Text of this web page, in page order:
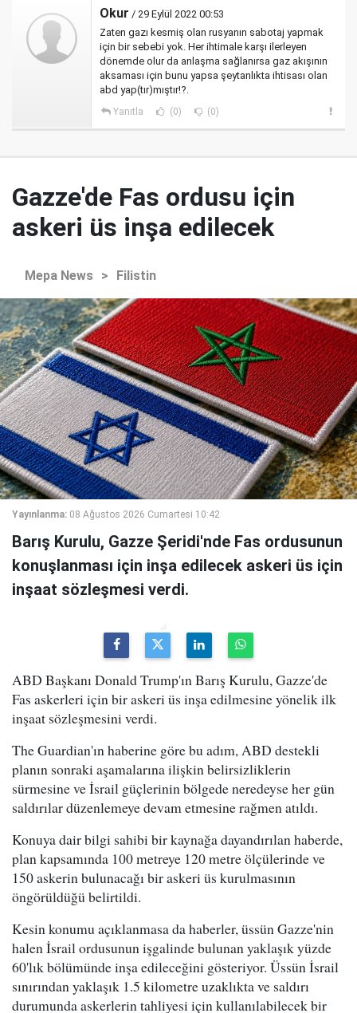
Okur / 29 Eylül 2022 00:53
Zaten gazı kesmiş olan rusyanın sabotaj yapmak
için bir sebebi yok. Her ihtimale karşı ilerleyen
dönemde olur da anlaşma sağlanırsa gaz akışının
aksaması için bunu yapsa şeytanlıkta ihtisası olan
abd yap(tır)mıştır!?.
Yanıtla (0) (0)
Gazze'de Fas ordusu için
askeri üs inşa edilecek
Mepa News > Filistin
Yayınlanma: 08 Ağustos 2026 Cumartesi 10:42
Barış Kurulu, Gazze Şeridi'nde Fas ordusunun
konuşlanması için inşa edilecek askeri üs için
inşaat sözleşmesi verdi.
ABD Başkanı Donald Trump'ın Barış Kurulu, Gazze'de
Fas askerleri için bir askeri üs inşa edilmesine yönelik ilk
inşaat sözleşmesini verdi.
The Guardian'ın haberine göre bu adım, ABD destekli
planın sonraki aşamalarına ilişkin belirsizliklerin
sürmesine ve İsrail güçlerinin bölgede neredeyse her gün
saldırılar düzenlemeye devam etmesine rağmen atıldı.
Konuya dair bilgi sahibi bir kaynağa dayandırılan haberde,
plan kapsamında 100 metreye 120 metre ölçülerinde ve
150 askerin bulunacağı bir askeri üs kurulmasının
öngörüldüğü belirtildi.
Kesin konumu açıklanmasa da haberler, üssün Gazze'nin
halen İsrail ordusunun işgalinde bulunan yaklaşık yüzde
60'lık bölümünde inşa edileceğini gösteriyor. Üssün İsrail
sınırından yaklaşık 1.5 kilometre uzaklıkta ve saldırı
durumunda askerlerin tahliyesi için kullanılabilecek bir